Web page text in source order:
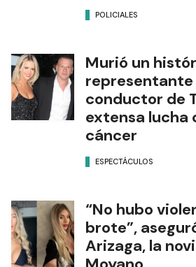
POLICIALES
Murió un
representante
conductor de
extensa lucha
cáncer
ESPECTÁCULOS
“No hubo
brote”,
Arizaga, la